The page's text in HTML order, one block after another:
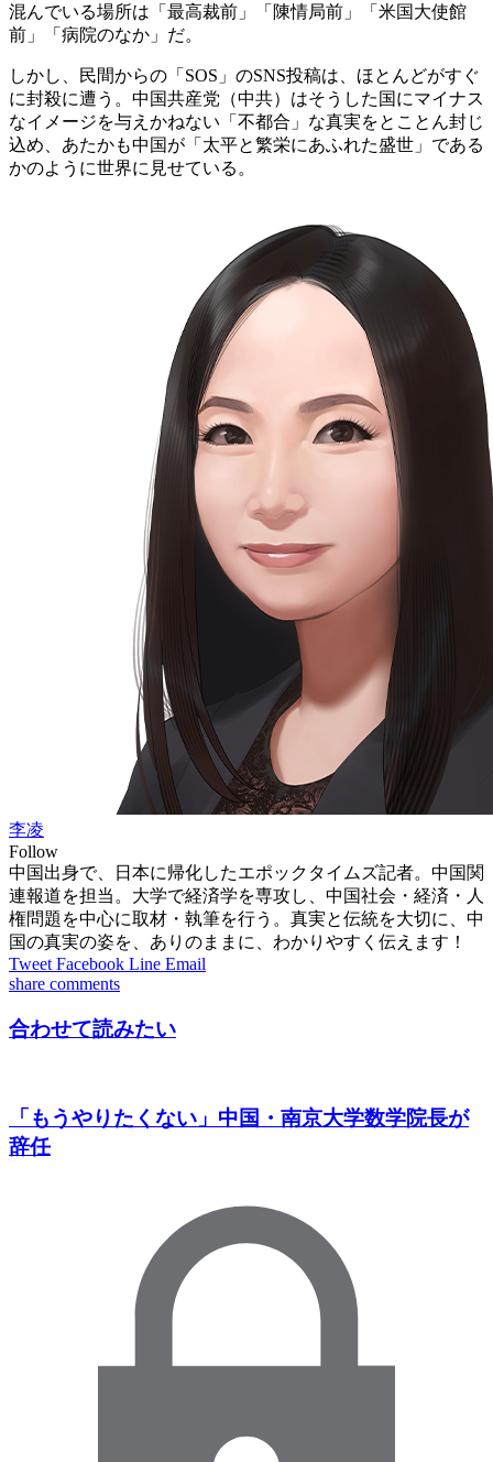
混んでいる場所は「最高裁前」「陳情局前」「米国大使館
前」「病院のなか」だ。
しかし、民間からの「SOS」のSNS投稿は、ほとんどがすぐ
に封殺に遭う。中国共産党（中共）はそうした国にマイナス
なイメージを与えかねない「不都合」な真実をとことん封じ
込め、あたかも中国が「太平と繁栄にあふれた盛世」である
かのように世界に見せている。
李凌
Follow
中国出身で、日本に帰化したエポックタイムズ記者。中国関
連報道を担当。大学で経済学を専攻し、中国社会・経済・人
権問題を中心に取材・執筆を行う。真実と伝統を大切に、中
国の真実の姿を、ありのままに、わかりやすく伝えます！
Tweet Facebook Line Email
share comments
合わせて読みたい
「もうやりたくない」中国・南京大学数学院長が
辞任